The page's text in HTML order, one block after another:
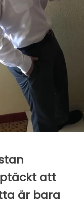
att
är bara